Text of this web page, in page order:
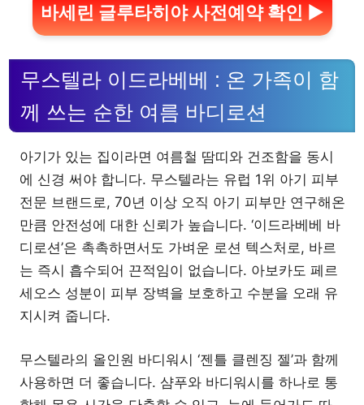
바세린 글루타히야 사전예약 확인 ▶
무스텔라 이드라베베 : 온 가족이 함
께 쓰는 순한 여름 바디로션
아기가 있는 집이라면 여름철 땀띠와 건조함을 동시
에 신경 써야 합니다. 무스텔라는 유럽 1위 아기 피부
전문 브랜드로, 70년 이상 오직 아기 피부만 연구해온
만큼 안전성에 대한 신뢰가 높습니다. ‘이드라베베 바
디로션’은 촉촉하면서도 가벼운 로션 텍스처로, 바르
는 즉시 흡수되어 끈적임이 없습니다. 아보카도 페르
세오스 성분이 피부 장벽을 보호하고 수분을 오래 유
지시켜 줍니다.
무스텔라의 올인원 바디워시 ‘젠틀 클렌징 젤’과 함께
사용하면 더 좋습니다. 샴푸와 바디워시를 하나로 통